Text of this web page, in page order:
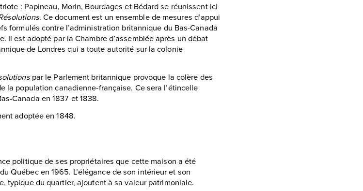
: Papineau, Morin, Bourdages et Bédard se réunissent ici
. Ce document est un ensemble de mesures d’appui
formulés contre l’administration britannique du Bas-Canada
Il est adopté par la Chambre d’assemblée après un débat
de Londres qui a toute autorité sur la colonie
par le Parlement britannique provoque la colère des
la population canadienne-française. Ce sera l’étincelle
Canada en 1837 et 1838.
adoptée en 1848.
politique de ses propriétaires que cette maison a été
Québec en 1965. L’élégance de son intérieur et son
typique du quartier, ajoutent à sa valeur patrimoniale.